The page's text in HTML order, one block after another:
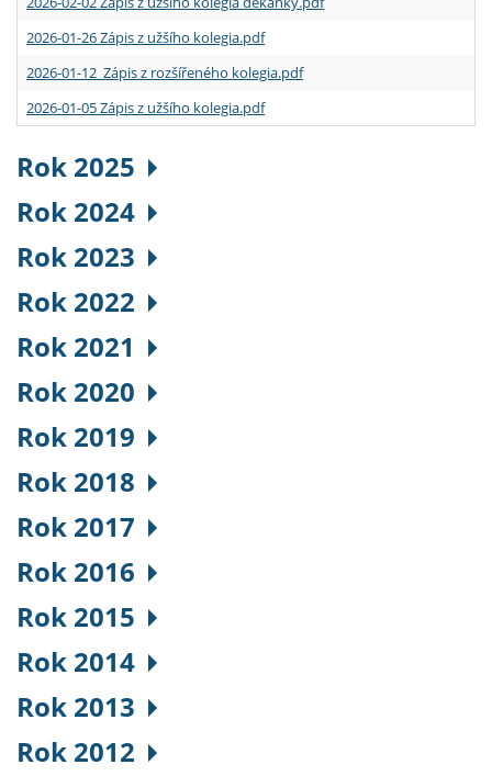
2026-01-26 Zápis z užšího kolegia.pdf
2026-01-12 Zápis z rozšířeného kolegia.pdf
2026-01-05 Zápis z užšího kolegia.pdf
Rok 2025
Rok 2024
Rok 2023
Rok 2022
Rok 2021
Rok 2020
Rok 2019
Rok 2018
Rok 2017
Rok 2016
Rok 2015
Rok 2014
Rok 2013
Rok 2012